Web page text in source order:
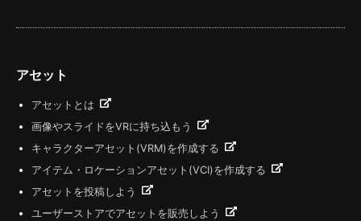
アセット
アセットとは
画像やスライドをVRに持ち込もう
キャラクターアセット(VRM)を作成する
アイテム・ロケーションアセット(VCI)を作成する
アセットを投稿しよう
ユーザーストアでアセットを販売しよう